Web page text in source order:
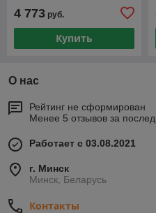
4 773 руб.
Купить
О нас
Рейтинг не сформирован
Менее 5 отзывов за
Работает с 03.08.2021
г. Минск
Минск, Беларусь
Контакты